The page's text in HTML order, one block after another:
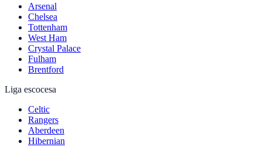
Arsenal
Chelsea
Tottenham
West Ham
Crystal Palace
Fulham
Brentford
Liga escocesa
Celtic
Rangers
Aberdeen
Hibernian